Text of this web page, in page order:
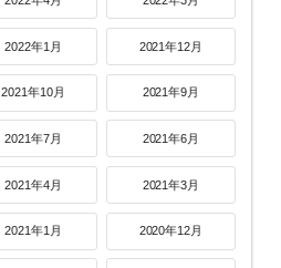
2022年1月 2021年12月
2021年10月 2021年9月
2021年7月 2021年6月
2021年4月 2021年3月
2021年1月 2020年12月